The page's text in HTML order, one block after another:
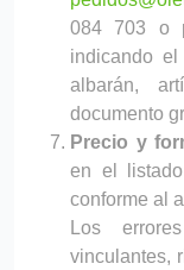
084 703 o
indicando el
albarán,
documento
Precio y
en el
conforme al
Los
vinculantes,